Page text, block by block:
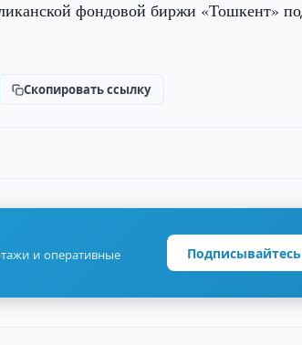
фондовой биржи «Тошкент»
Скопировать ссылку
и оперативные